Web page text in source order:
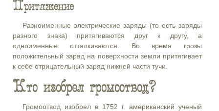
Притяжение
Разноименные электрические заряды (то есть заряды
разного знака) притягиваются друг к другу, а
одноименные отталкиваются. Во время грозы
положительный заряд на поверхности земли притягивает
к себе отрицательный заряд нижней части тучи.
Кто изобрел громоотвод?
Громоотвод изобрел в 1752 г. американский ученый